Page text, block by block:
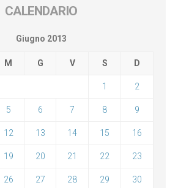
CALENDARIO
Giugno 2013
M G V S D
1 2
5 6 7 8 9
12 13 14 15 16
19 20 21 22 23
26 27 28 29 30